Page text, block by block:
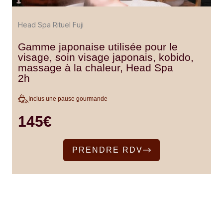
Head Spa Rituel Fuji
Gamme japonaise utilisée pour le
visage, soin visage japonais, kobido,
massage à la chaleur, Head Spa
2h
Inclus une pause gourmande
145€
PRENDRE RDV